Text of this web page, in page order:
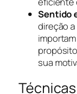
Sentido
direção
sua